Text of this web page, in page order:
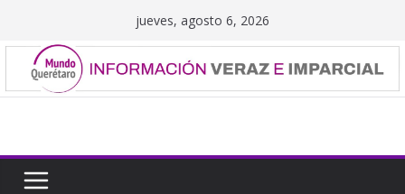
contenido
jueves, agosto 6, 2026